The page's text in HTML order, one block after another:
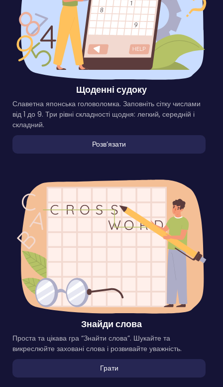
Щоденні судоку
Славетна японська головоломка. Заповніть сітку числами
від 1 до 9. Три рівні складності щодня: легкий, середній і
складний.
Розвʼязати
Знайди слова
Проста та цікава гра “Знайти слова”. Шукайте та
викреслюйте заховані слова і розвивайте уважність.
Грати